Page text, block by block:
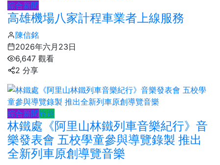
綜合新聞
高雄機場八家計程車業者上線服務
陳信銘
2026年六月23日
6,647 觀看
2 分享
綜合新聞旅遊
林鐵處《阿里山林鐵列車音樂紀行》音
樂發表會 五校學童參與導覽錄製 推出
全新列車原創導覽音樂